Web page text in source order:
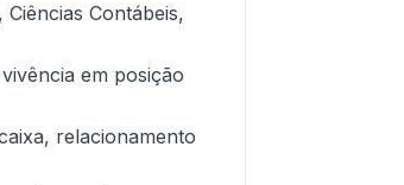
Contábeis,
em posição
relacionamento